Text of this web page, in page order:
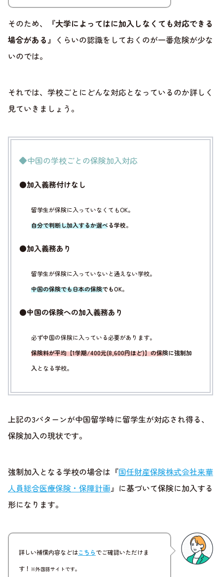
そのため、
『大学によってはに加入しなくても対応できる
場合がある』 くらいの認識をしておくのが一番危険が少な
いのでは。
それでは、学校ごとにどんな対応となっているのか詳しく
見ていきましょう。
◆中国の学校ごとの保険加入対応
●加入義務付けなし
留学生が保険に入っていなくてもOK。
自分で判断し加入するか選べる学校。
●加入義務あり
留学生が保険に入っていないと通えない学校。
中国の保険でも日本の保険でもOK。
●中国の保険への加入義務あり
必ず中国の保険に入っている必要があります。
保険料が平均【1学期/400元(8,600円ほど)】の保険に強制加
入 となる学校。
上記の3パターンが中国留学時に留学生が対応され得る、
保険加入の現状です。
強制加入となる学校の場合は『国任財産保険株式会社来華
人員総合医療保険・保障計画』に基づいて保険に加入する
形になります。
詳しい補償内容などはこちらでご確認いただけま
す！ ※外国語サイトです。